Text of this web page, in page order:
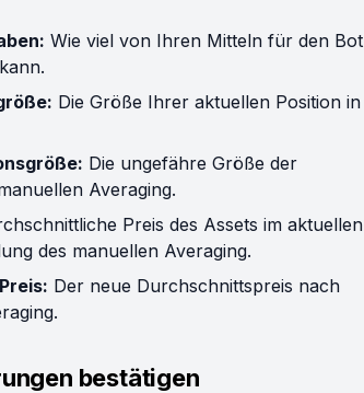
Wie viel von Ihren Mitteln für den Bot
Die Größe Ihrer aktuellen Position in
Die ungefähre Größe der
Averaging.
Preis des Assets im aktuellen
des manuellen Averaging.
Der neue Durchschnittspreis nach
bestätigen